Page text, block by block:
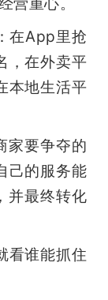
在App里抢
，在外卖平
本地生活平
家要争夺的
己的服务能
并最终转化
看谁能抓住